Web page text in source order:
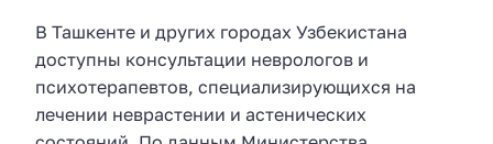
В Ташкенте и других городах Узбекистана
доступны консультации неврологов и
психотерапевтов, специализирующихся на
лечении неврастении и астенических